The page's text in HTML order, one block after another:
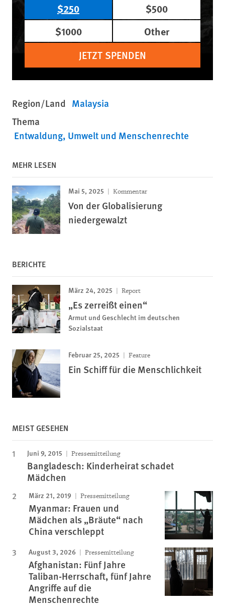
$250
$500
$1000
Other
JETZT SPENDEN
Region/Land Malaysia
Thema
Entwaldung Umwelt und Menschenrechte
MEHR LESEN
Mai 5, 2025 Kommentar
Von der Globalisierung
niedergewalzt
BERICHTE
März 24, 2025 Report
„Es zerreißt einen“
Armut und Geschlecht im deutschen
Sozialstaat
Februar 25, 2025 Feature
Ein Schiff für die Menschlichkeit
MEIST GESEHEN
Juni 9, 2015 Pressemitteilung
Bangladesch: Kinderheirat schadet
Mädchen
März 21, 2019 Pressemitteilung
Myanmar: Frauen und
Mädchen als „Bräute“ nach
China verschleppt
August 3, 2026 Pressemitteilung
Afghanistan: Fünf Jahre
Taliban-Herrschaft, fünf Jahre
Angriffe auf die
Menschenrechte